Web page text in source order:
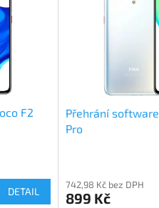
F2
DETAIL
Přehrání
Pro
742,98 Kč bez DPH
899 Kč